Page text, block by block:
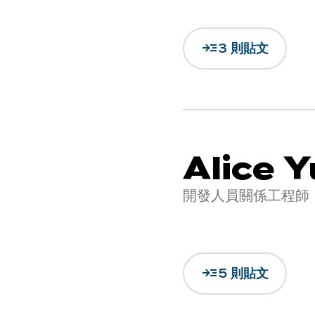
read_more3 則貼文
Alice
開發人員關係工程師
read_more5 則貼文